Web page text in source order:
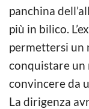
panchina
più in bilico.
permettersi un
conquistare
convincere da
La dirigenza